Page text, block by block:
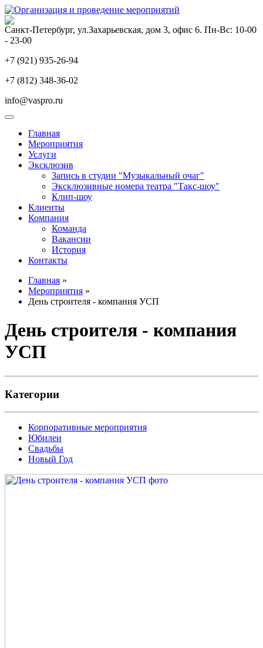
Санкт-Петербург, ул.Захарьевская, дом 3, офис 6. Пн-Вс: 10-00
- 23-00
+7 (921) 935-26-94
+7 (812) 348-36-02
info@vaspro.ru
Главная
Мероприятия
Услуги
Эксклюзив
Запись в студии "Музыкальный очаг"
Эксклюзивные номера театра "Такс-шоу"
Клип-шоу
Клиенты
Компания
Команда
Вакансии
История
Контакты
Главная »
Мероприятия »
День строителя - компания УСП
День строителя - компания
УСП
Категории
Корпоративные мероприятия
Юбилеи
Свадьбы
Новый Год